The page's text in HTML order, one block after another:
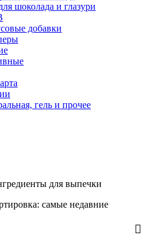
шоколада и глазури
добавки
гель и прочее
для выпечки
самые недавние